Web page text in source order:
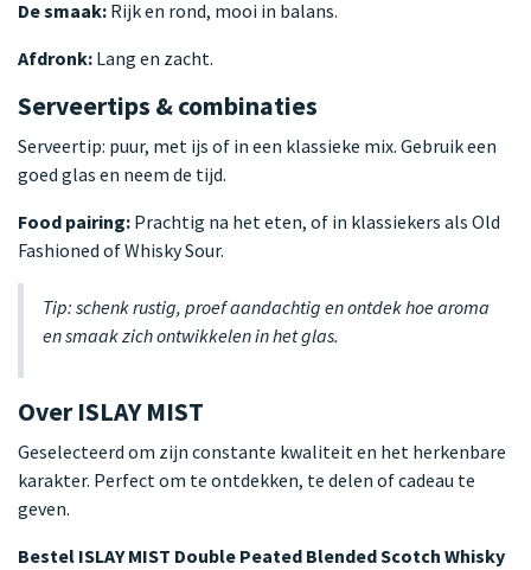
De smaak: Rijk en rond, mooi in balans.
Afdronk: Lang en zacht.
Serveertips & combinaties
Serveertip: puur, met ijs of in een klassieke mix. Gebruik een
goed glas en neem de tijd.
Food pairing: Prachtig na het eten, of in klassiekers als Old
Fashioned of Whisky Sour.
Tip: schenk rustig, proef aandachtig en ontdek hoe aroma
en smaak zich ontwikkelen in het glas.
Over ISLAY MIST
Geselecteerd om zijn constante kwaliteit en het herkenbare
karakter. Perfect om te ontdekken, te delen of cadeau te
geven.
Bestel ISLAY MIST Double Peated Blended Scotch Whisky